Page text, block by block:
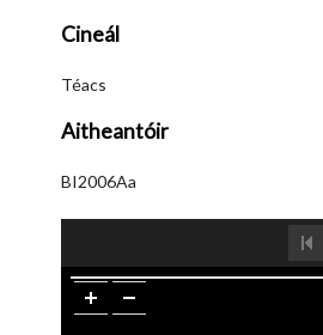
Cineál
Téacs
Aitheantóir
BI2006Aa